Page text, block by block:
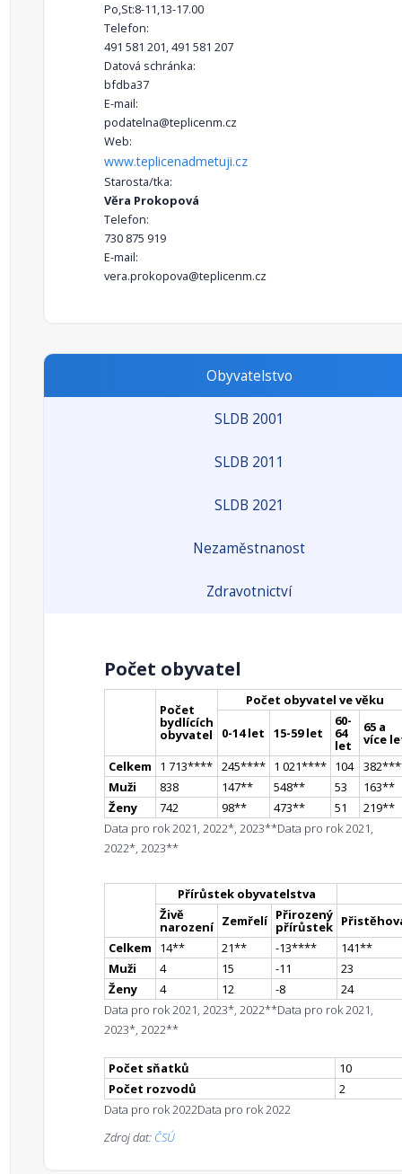
Po,St:8-11,13-17.00
Telefon:
491 581 201, 491 581 207
Datová schránka:
bfdba37
E-mail:
podatelna@teplicenm.cz
Web:
www.teplicenadmetuji.cz
Starosta/tka:
Věra Prokopová
Telefon:
730 875 919
E-mail:
vera.prokopova@teplicenm.cz
Obyvatelstvo
SLDB 2001
SLDB 2011
SLDB 2021
Nezaměstnanost
Zdravotnictví
Počet obyvatel
Počet
bydlících
obyvatel
Počet obyvatel ve věku
0-14 let 15-59 let
60-
64
let
65 a
více
Celkem
1 713**** 245**** 1 021**** 104 382**
Muži
838 147** 548** 53 163**
Ženy
742 98** 473** 51 219**
Data pro rok 2021, 2022*, 2023**Data pro rok 2021,
2022*, 2023**
Přírůstek obyvatelstva
Živě
narození Zemřelí Přirozený
přírůstek
Celkem
14** 21** -13**** 141**
Muži
4 15 -11
23
Ženy
4 12 -8
24
Data pro rok 2021, 2023*, 2022**Data pro rok 2021,
2023*, 2022**
Počet sňatků
10
Počet rozvodů
2
Data pro rok 2022Data pro rok 2022
Zdroj dat: ČSÚ